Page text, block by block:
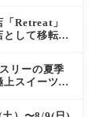
Retreat」
して移転オ
リーの夏季
スイーツ｜